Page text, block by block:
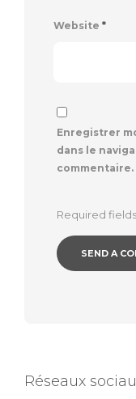
Website *
Enregistrer
dans le
commentaire.
Required
Réseaux